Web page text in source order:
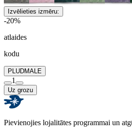
Izvēlieties izmēru:
-20%
atlaides
kodu
PLUDMALE
1
Uz grozu
Pievienojies lojalitātes programmai un